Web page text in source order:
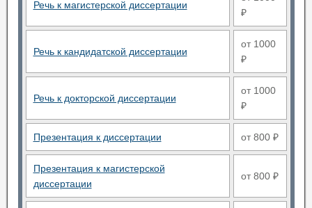
Речь к магистерской диссертации
₽
Речь к кандидатской диссертации
от 1000
₽
Речь к докторской диссертации
от 1000
₽
Презентация к диссертации от 800 ₽
Презентация к магистерской
диссертации
от 800 ₽